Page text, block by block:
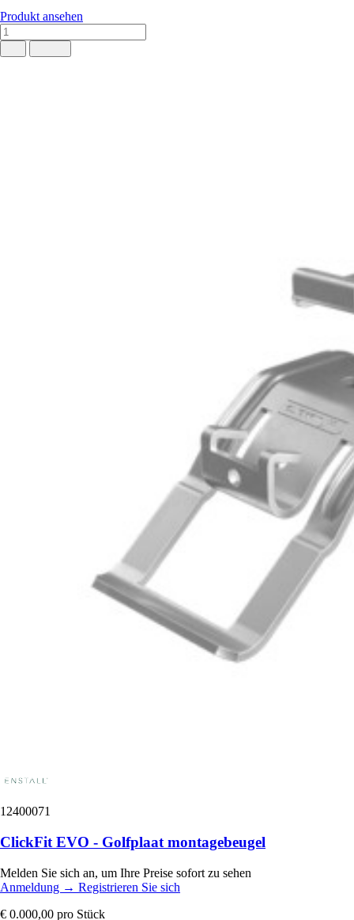
Produkt ansehen
12400071
ClickFit EVO - Golfplaat montagebeugel
Melden Sie sich an, um Ihre Preise sofort zu sehen
Anmeldung → Registrieren Sie sich
€ 0.000,00 pro Stück